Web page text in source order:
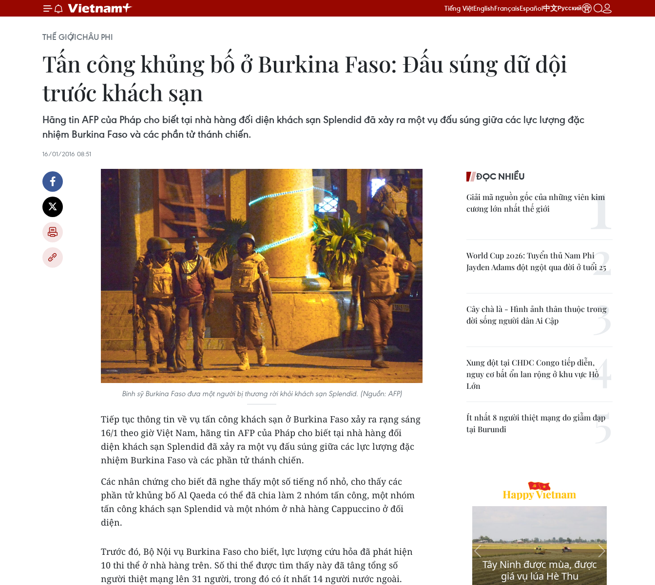
Tiếng ViệtEnglishFrançaisEspañol中文Русский
THẾ GIỚICHÂU PHI
Tấn công khủng bố ở Burkina Faso: Đấu súng dữ dội
trước khách sạn
Hãng tin AFP của Pháp cho biết tại nhà hàng đối diện khách sạn Splendid đã xảy ra một vụ đấu súng giữa các lực lượng đặc
nhiệm Burkina Faso và các phần tử thánh chiến.
16/01/2016 08:51
Binh sỹ Burkina Faso đưa một người bị thương rời khỏi khách sạn Splendid. (Nguồn: AFP)
Tiếp tục thông tin về vụ tấn công khách sạn ở Burkina Faso xảy ra rạng sáng
16/1 theo giờ Việt Nam, hãng tin AFP của Pháp cho biết tại nhà hàng đối
diện khách sạn Splendid đã xảy ra một vụ đấu súng giữa các lực lượng đặc
nhiệm Burkina Faso và các phần tử thánh chiến.
Các nhân chứng cho biết đã nghe thấy một số tiếng nổ nhỏ, cho thấy các
phần tử khủng bố Al Qaeda có thể đã chia làm 2 nhóm tấn công, một nhóm
tấn công khách sạn Splendid và một nhóm ở nhà hàng Cappuccino ở đối
diện.
Trước đó, Bộ Nội vụ Burkina Faso cho biết, lực lượng cứu hỏa đã phát hiện
10 thi thể ở nhà hàng trên. Số thi thể được tìm thấy này đã tâng tổng số
người thiệt mạng lên 31 người, trong đó có ít nhất 14 người nước ngoài.
ĐỌC NHIỀU
Giải mã nguồn gốc của những viên kim
cương lớn nhất thế giới
World Cup 2026: Tuyển thủ Nam Phi
Jayden Adams đột ngột qua đời ở tuổi 25
Cây chà là - Hình ảnh thân thuộc trong
đời sống người dân Ai Cập
Xung đột tại CHDC Congo tiếp diễn,
nguy cơ bất ổn lan rộng ở khu vực Hồ
Lớn
Ít nhất 8 người thiệt mạng do giẫm đạp
tại Burundi